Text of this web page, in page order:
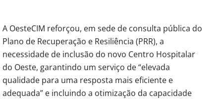
A OesteCIM reforçou, em sede de consulta pública do
Plano de Recuperação e Resiliência (PRR), a
necessidade de inclusão do novo Centro Hospitalar
do Oeste, garantindo um serviço de “elevada
qualidade para uma resposta mais eficiente e
adequada” e incluindo a otimização da capacidade